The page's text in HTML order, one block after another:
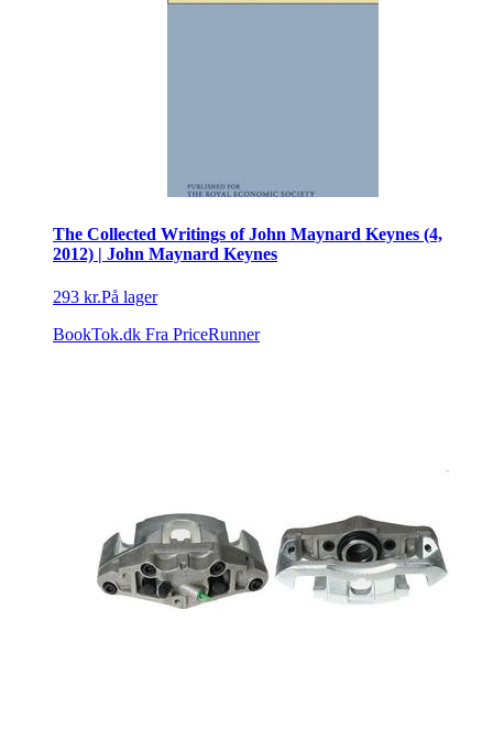
The Collected Writings of John Maynard Keynes (4,
2012) | John Maynard Keynes
293 kr.På lager
BookTok.dk Fra PriceRunner